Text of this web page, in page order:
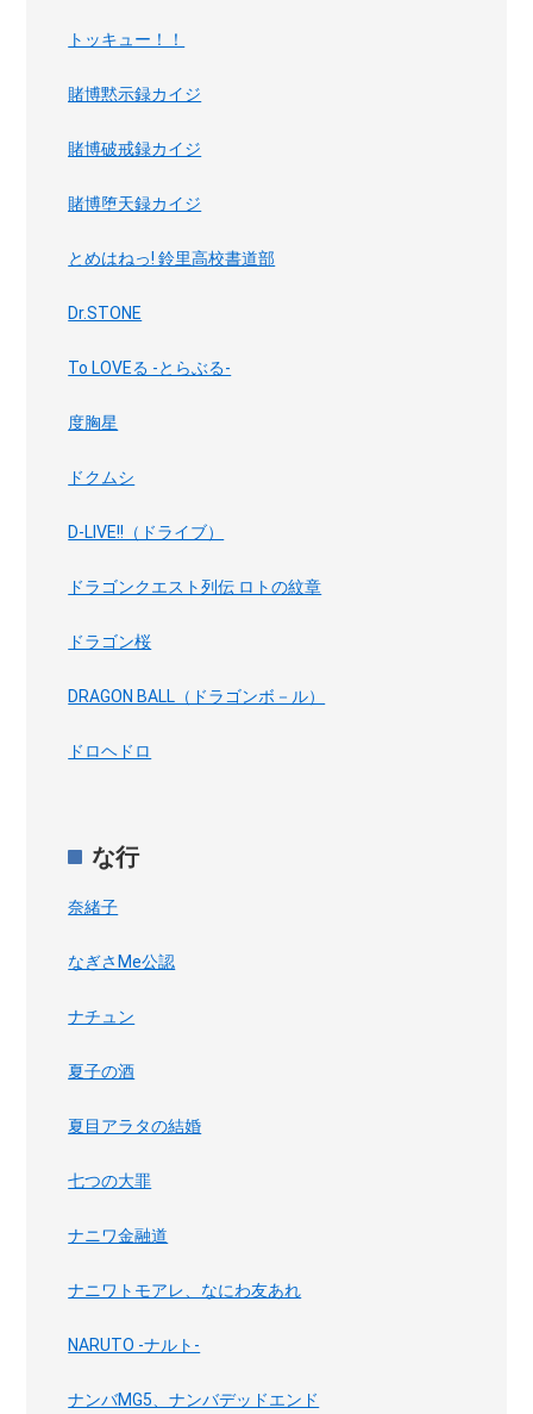
トッキュー！！
賭博黙示録カイジ
賭博破戒録カイジ
賭博堕天録カイジ
とめはねっ! 鈴里高校書道部
Dr.STONE
To LOVEる -とらぶる-
度胸星
ドクムシ
D-LIVE!!（ドライブ）
ドラゴンクエスト列伝 ロトの紋章
ドラゴン桜
DRAGON BALL（ドラゴンボ－ル）
ドロヘドロ
な行
奈緒子
なぎさMe公認
ナチュン
夏子の酒
夏目アラタの結婚
七つの大罪
ナニワ金融道
ナニワトモアレ、なにわ友あれ
NARUTO -ナルト-
ナンバMG5、ナンバデッドエンド